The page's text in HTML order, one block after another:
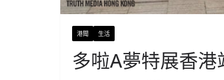
港聞 生活
多啦A夢特展香